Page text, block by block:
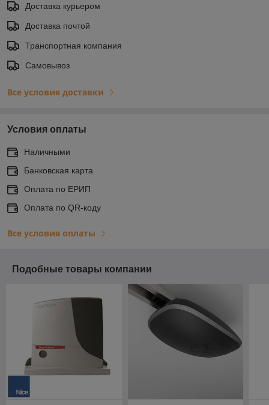
Доставка курьером
Доставка почтой
Транспортная компания
Самовывоз
Все условия доставки
Условия оплаты
Наличными
Банковская карта
Оплата по ЕРИП
Оплата по QR-коду
Все условия оплаты
Подобные товары компании